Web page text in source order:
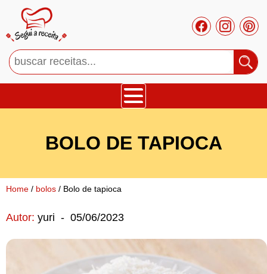
Mousses
Cupcakes
BOLO DE TAPIOCA
Home / bolos / Bolo de tapioca
Autor: yuri - 05/06/2023